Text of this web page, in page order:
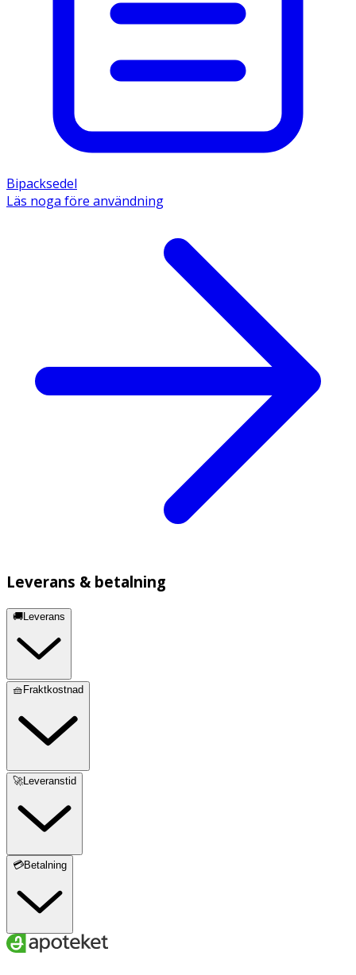
Bipacksedel
Läs noga före användning
Leverans & betalning
🚚Leverans
🧺Fraktkostnad
🚀Leveranstid
💳Betalning